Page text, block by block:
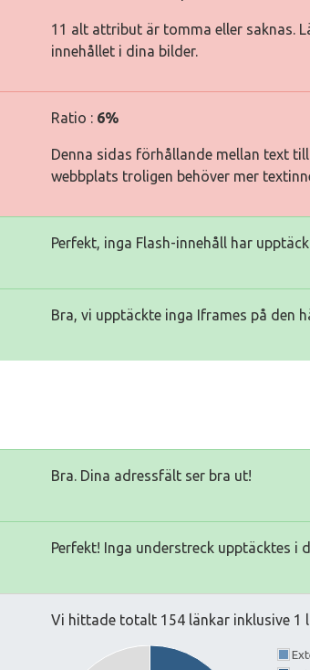
11 alt attribut är tomma eller saknas.
innehållet i dina bilder.
Ratio : 6%
Denna sidas förhållande mellan text
webbplats troligen behöver mer
Perfekt, inga Flash-innehåll har
Bra, vi upptäckte inga Iframes på den
Bra. Dina adressfält ser bra ut!
Perfekt! Inga understreck upptäcktes i
Vi hittade totalt 154 länkar inklusive 1